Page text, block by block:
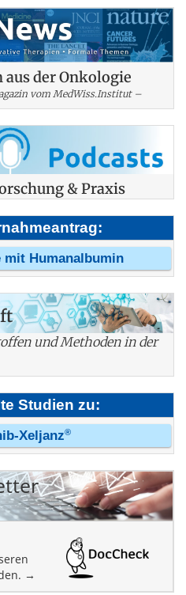
der Onkologie
vom MedWiss.Institut –
& Praxis
mit Humanalbumin
und Methoden in der
Studien zu:
Xeljanz®
→